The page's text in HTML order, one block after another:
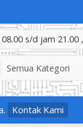
s/d jam
Kontak Kami